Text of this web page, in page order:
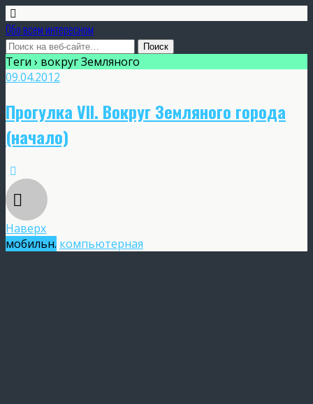
Обо всем интересном
Теги › вокруг Земляного
09.04.2012
Прогулка VII. Вокруг Земляного города
(начало)
Наверх
мобильн. компьютерная